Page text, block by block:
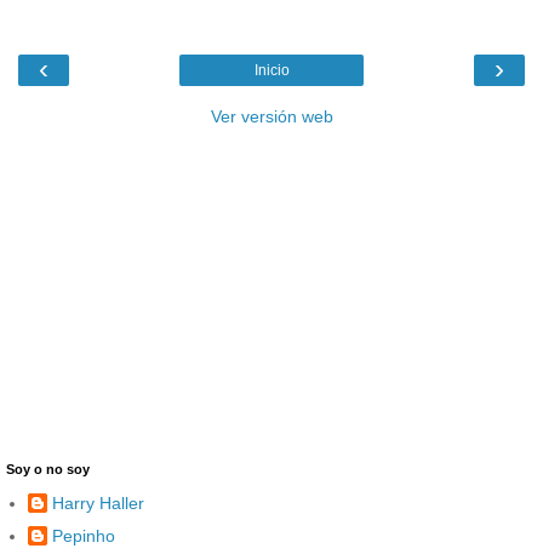
‹ ›
Inicio
Ver versión web
Soy o no soy
Harry Haller
Pepinho